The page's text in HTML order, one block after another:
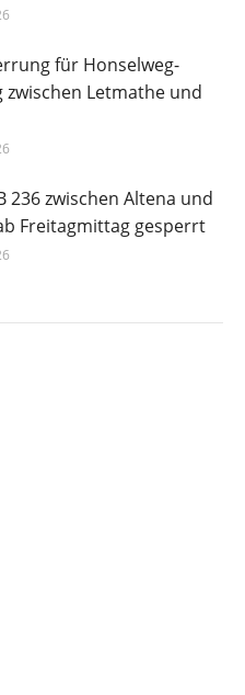
für Honselweg-
zwischen Letmathe und
236 zwischen Altena und
Freitagmittag gesperrt